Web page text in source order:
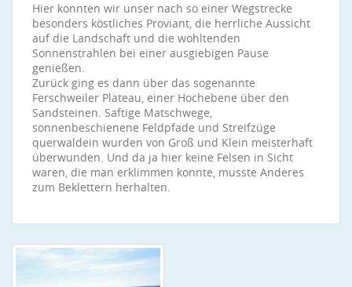
Hier konnten wir unser nach so einer Wegstrecke
besonders köstliches Proviant, die herrliche Aussicht
auf die Landschaft und die wohltenden
Sonnenstrahlen bei einer ausgiebigen Pause
genießen.
Zurück ging es dann über das sogenannte
Ferschweiler Plateau, einer Hochebene über den
Sandsteinen. Saftige Matschwege,
sonnenbeschienene Feldpfade und Streifzüge
querwaldein wurden von Groß und Klein meisterhaft
überwunden. Und da ja hier keine Felsen in Sicht
waren, die man erklimmen konnte, musste Anderes
zum Beklettern herhalten.